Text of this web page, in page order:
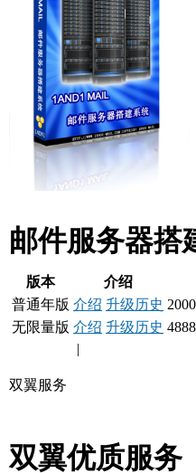
邮件服务器搭
版本 介绍
普通年版 介绍 升级历史
无限量版 介绍 升级历史
|
双翼服务
双翼优质服务